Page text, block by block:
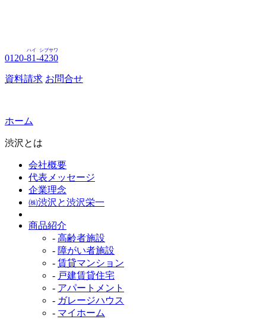
0120-81
ハイ
-4230
シブサワ
資料請求 お問合せ
ホーム
渋沢とは
会社概要
代表メッセージ
企業理念
㈱渋沢と渋沢栄一
商品紹介
- 高齢者施設
- 障がい者施設
- 賃貸マンション
- 戸建賃貸住宅
- アパートメント
- ガレージハウス
- マイホーム